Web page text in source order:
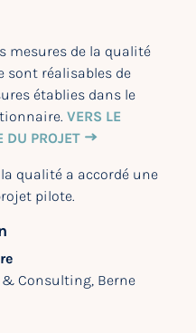
mesures de la qualité
sont réalisables de
établies dans le
VERS LE
DU PROJET
qualité a accordé une
pilote.
& Consulting, Berne